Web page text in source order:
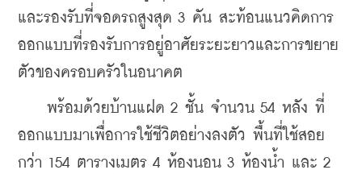
และรองรับที่จอดรถสูงสุด 3 คัน สะท้อนแนวคิดการ
ออกแบบที่รองรับการอยู่อาศัยระยะยาวและการขยาย
ตัวของครอบครัวในอนาคต
พร้อมด้วยบ้านแฝด 2 ชั้น จำนวน 54 หลัง ที่
ออกแบบมาเพื่อการใช้ชีวิตอย่างลงตัว พื้นที่ใช้สอย
กว่า 154 ตารางเมตร 4 ห้องนอน 3 ห้องน้ำ และ 2